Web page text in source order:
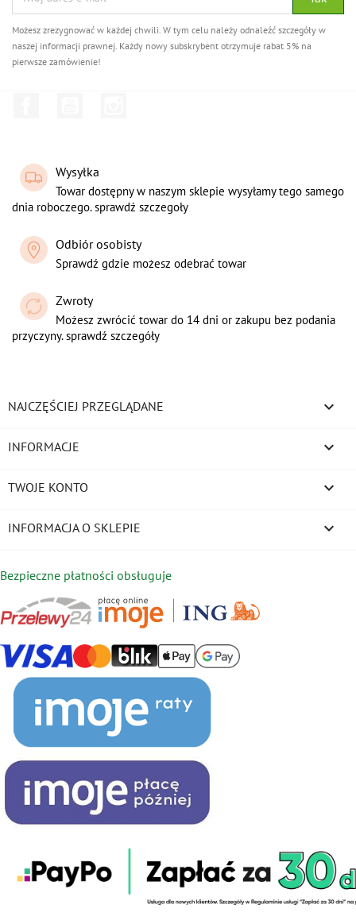
Możesz zrezygnować w każdej chwili. W tym celu należy odnaleźć szczegóły w
naszej informacji prawnej. Każdy nowy subskrybent otrzymuje rabat 5% na
pierwsze zamówienie!
Wysyłka
Towar dostępny w naszym sklepie wysyłamy tego samego
dnia roboczego. sprawdź szczegoły
Odbiór osobisty
Sprawdź gdzie możesz odebrać towar
Zwroty
Możesz zwrócić towar do 14 dni or zakupu bez podania
przyczyny. sprawdź szczegóły
NAJCZĘŚCIEJ PRZEGLĄDANE 
INFORMACJE 
TWOJE KONTO 
INFORMACJA O SKLEPIE keyboard_arrow_down
Bezpieczne płatności obsługuje